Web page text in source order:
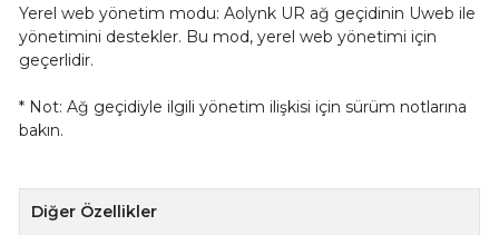
Yerel web yönetim modu: Aolynk UR ağ geçidinin Uweb ile
yönetimini destekler. Bu mod, yerel web yönetimi için
geçerlidir.
* Not: Ağ geçidiyle ilgili yönetim ilişkisi için sürüm notlarına
bakın.
Diğer Özellikler